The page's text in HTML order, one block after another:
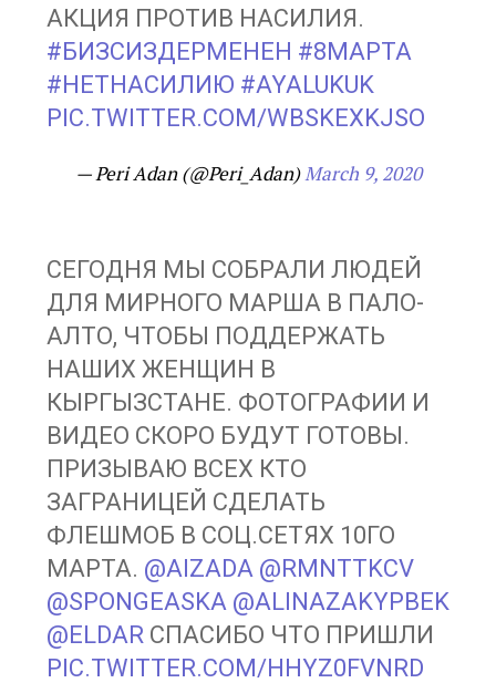
АКЦИЯ ПРОТИВ НАСИЛИЯ.
#БИЗСИЗДЕРМЕНЕН #8МАРТА
#НЕТНАСИЛИЮ #AYALUKUK
PIC.TWITTER.COM/WBSKEXKJSO
— Peri Adan (@Peri_Adan)March 9, 2020
СЕГОДНЯ МЫ СОБРАЛИ ЛЮДЕЙ
ДЛЯ МИРНОГО МАРША В ПАЛО-
АЛТО, ЧТОБЫ ПОДДЕРЖАТЬ
НАШИХ ЖЕНЩИН В
КЫРГЫЗСТАНЕ. ФОТОГРАФИИ И
ВИДЕО СКОРО БУДУТ ГОТОВЫ.
ПРИЗЫВАЮ ВСЕХ КТО
ЗАГРАНИЦЕЙ СДЕЛАТЬ
ФЛЕШМОБ В СОЦ.СЕТЯХ 10ГО
МАРТА. @AIZADA @RMNTTKCV
@SPONGEASKA @ALINAZAKYPBEK
@ELDARСПАСИБО ЧТО ПРИШЛИ
PIC.TWITTER.COM/HHYZ0FVNRD